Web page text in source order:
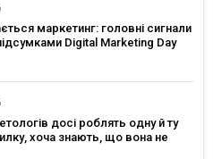
маркетинг: головні сигнали
Digital Marketing Day
досі роблять одну й ту
хоча знають, що вона не